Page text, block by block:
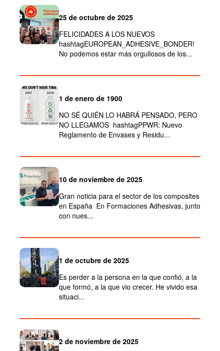
25 de octubre de 2025
FELICIDADES A LOS NUEVOS
hashtagEUROPEAN_ADHESIVE_BONDER!
No podemos estar más orgullosos de los...
1 de enero de 1900
NO SÉ QUIÉN LO HABRÁ PENSADO, PERO
NO LLEGAMOS hashtagPPWR: Nuevo
Reglamento de Envases y Residu...
10 de noviembre de 2025
Gran noticia para el sector de los composites
en España En Formaciones Adhesivas, junto
con nues...
1 de octubre de 2025
Es perder a la persona en la que confió, a la
que formó, a la que vio crecer. He vivido esa
situaci...
2 de noviembre de 2025